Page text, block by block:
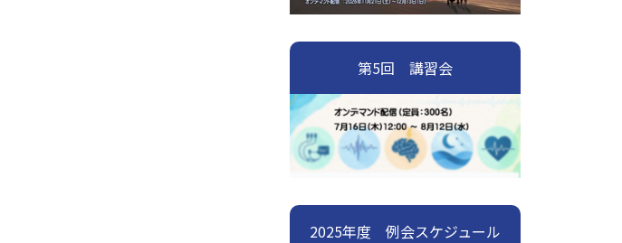
第5回 講習会
2025年度 例会スケジュール